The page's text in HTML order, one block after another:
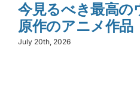
今見るべき最高の
原作のアニメ作品
July 20th, 2026